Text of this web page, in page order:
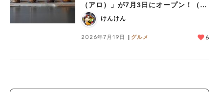
（アロ）」が7月3日にオープン！（教
えたい/教えて）
けんけん
2026年7月19日 グルメ 6